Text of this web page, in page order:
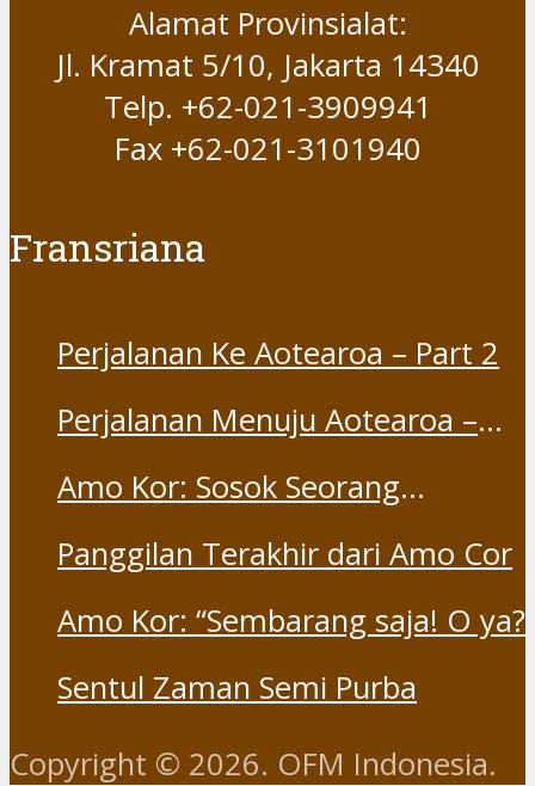
Alamat Provinsialat:
Jl. Kramat 5/10, Jakarta 14340
Telp. +62-021-3909941
Fax +62-021-3101940
Fransriana
Perjalanan Ke Aotearoa – Part 2
Perjalanan Menuju Aotearoa –
Amo Kor: Sosok Seorang
Otentik
Panggilan Terakhir dari Amo Cor
Amo Kor: “Sembarang saja! O ya?
Sentul Zaman Semi Purba
Copyright © 2026. OFM Indonesia.